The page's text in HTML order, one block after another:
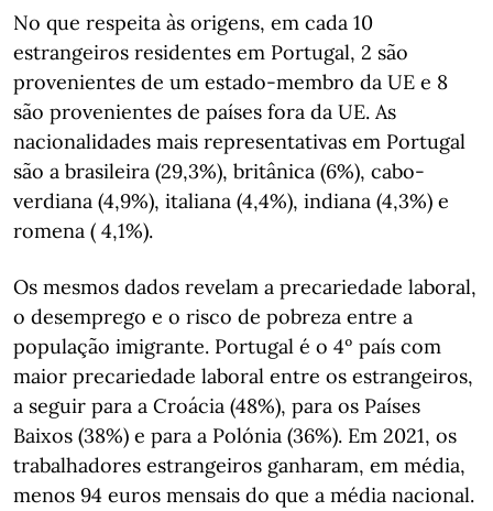
No que respeita às origens, em cada 10
estrangeiros residentes em Portugal, 2 são
provenientes de um estado-membro da UE e 8
são provenientes de países fora da UE. As
nacionalidades mais representativas em Portugal
são a brasileira (29,3%), britânica (6%), cabo-
verdiana (4,9%), italiana (4,4%), indiana (4,3%) e
romena ( 4,1%).
Os mesmos dados revelam a precariedade laboral,
o desemprego e o risco de pobreza entre a
população imigrante. Portugal é o 4º país com
maior precariedade laboral entre os estrangeiros,
a seguir para a Croácia (48%), para os Países
Baixos (38%) e para a Polónia (36%). Em 2021, os
trabalhadores estrangeiros ganharam, em média,
menos 94 euros mensais do que a média nacional.